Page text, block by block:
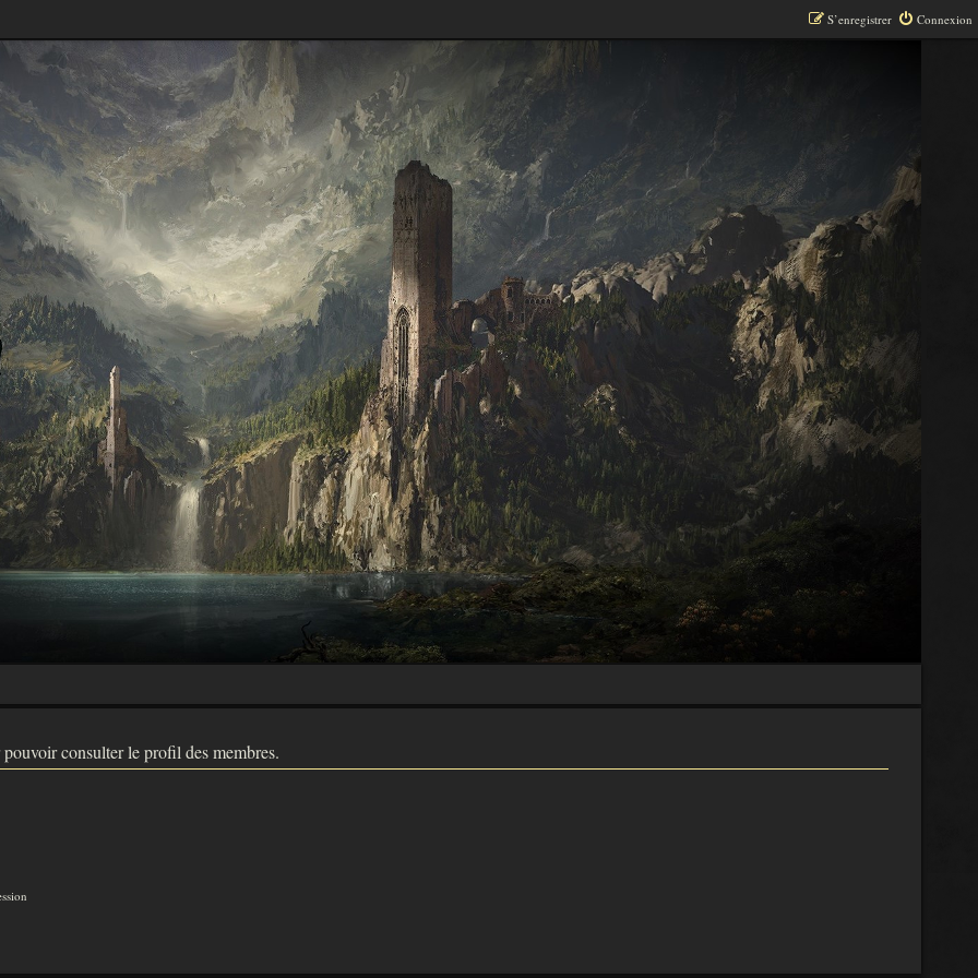
Connexion
S’enregistrer
consulter le profil des membres.